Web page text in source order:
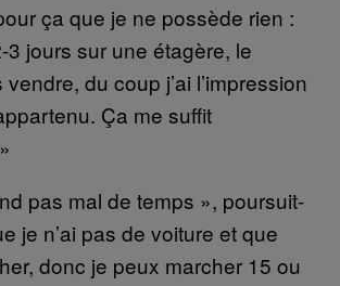
ça que je ne possède rien :
3 jours sur une étagère, le
du coup j’ai l’impression
Ça me suffit
pas mal de temps », poursuit-
je n’ai pas de voiture et que
donc je peux marcher 15 ou